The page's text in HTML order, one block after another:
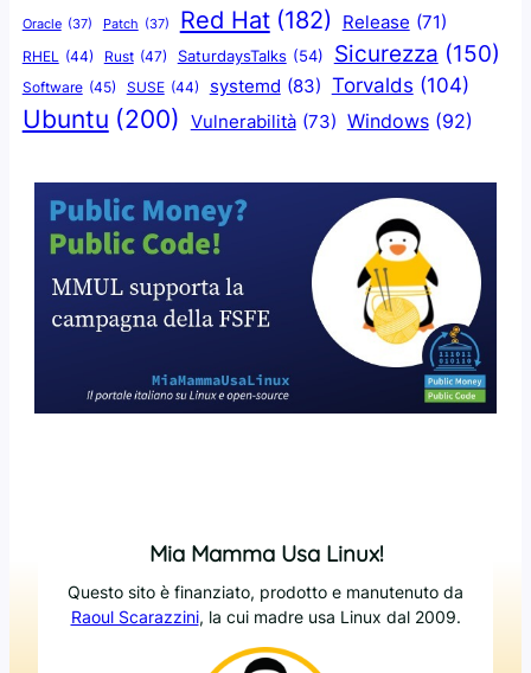
Oracle (37) Patch (37) Red Hat (182) Release (71)
RHEL (44) Rust (47) SaturdaysTalks (54) Sicurezza (150)
Software (45) SUSE (44) systemd (83) Torvalds (104)
Ubuntu (200) Vulnerabilità (73) Windows (92)
Mia Mamma Usa Linux!
Questo sito è finanziato, prodotto e manutenuto da
Raoul Scarazzini, la cui madre usa Linux dal 2009.